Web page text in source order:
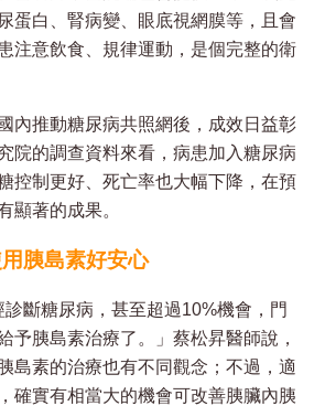
蛋白、腎病變、眼底視網膜等，且會
注意飲食、規律運動，是個完整的衛
內推動糖尿病共照網後，成效日益彰
院的調查資料來看，病患加入糖尿病
控制更好、死亡率也大幅下降，在預
顯著的成果。
胰島素好安心
診斷糖尿病，甚至超過10%機會，門
予胰島素治療了。」蔡松昇醫師說，
島素的治療也有不同觀念；不過，適
確實有相當大的機會可改善胰臟內胰